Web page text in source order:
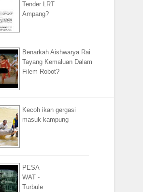
Tender LRT
Ampang?
Benarkah Aishwarya Rai
Tayang Kemaluan Dalam
Filem Robot?
Kecoh ikan gergasi
masuk kampung
PESA
WAT -
Turbule